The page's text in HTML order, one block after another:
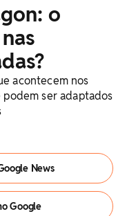
o
acontecem nos
ser adaptados
News
Google